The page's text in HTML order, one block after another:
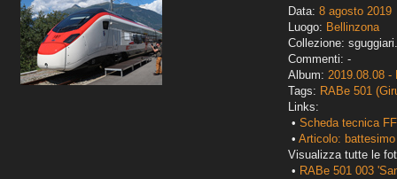
Data: 8 agosto 2019
Luogo: Bellinzona
Collezione:
Commenti: -
Album: 2019.08.08 -
Tags: RABe 501
Links:
• Scheda tecnica
• Articolo:
Visualizza tutte le
• RABe 501 003